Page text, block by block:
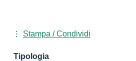
Stampa / Condividi
Tipologia